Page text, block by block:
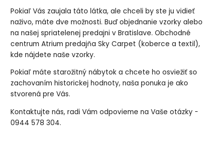
Pokiaľ Vás zaujala táto látka, ale chceli by ste ju vidieť
naživo, máte dve možnosti. Buď objednanie vzorky alebo
na našej spriatelenej predajni v Bratislave. Obchodné
centrum Atrium predajňa Sky Carpet (koberce a textil),
kde nájdete naše vzorky.
Pokiaľ máte starožitný nábytok a chcete ho osviežiť so
zachovaním historickej hodnoty, naša ponuka je ako
stvorená pre Vás.
Kontaktujte nás, radi Vám odpovieme na Vaše otázky -
0944 578 304.